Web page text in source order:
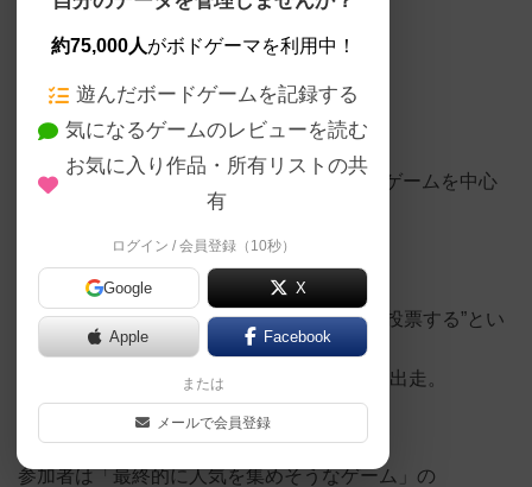
2026/5/23
5/23(土)は特別イベント
「ゲムマダービー」 を開催しました！🐎
この日は 12名 の皆さまにご参加いただき、
ゲームマーケット2026春で購入された新作ゲームを中心
とにかく新作を遊びまくる夜となりました！
イベント内容は、
“面白そうなゲームを予想し、実際に遊んで投票する”とい
うもの。
参加者の皆さまは各々ゲムマの戦利品を1つ出走。
出走ゲームが出揃った後、
参加者は「最終的に人気を集めそうなゲーム」の
約75,000人がボドゲーマを利用中！
遊んだボードゲームを記録する
気になるゲームのレビューを読む
お気に入り作品・所有リストの共
有
ログイン / 会員登録（10秒）
Google X
Apple Facebook
または
メールで会員登録